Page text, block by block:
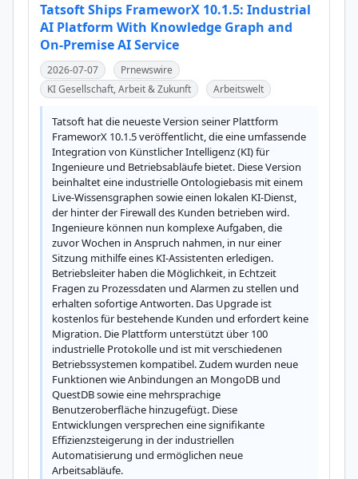
Tatsoft Ships FrameworX 10.1.5: Industrial
AI Platform With Knowledge Graph and
On-Premise AI Service
2026-07-07
Prnewswire
KI Gesellschaft, Arbeit & Zukunft
Arbeitswelt
Tatsoft hat die neueste Version seiner Plattform
FrameworX 10.1.5 veröffentlicht, die eine umfassende
Integration von Künstlicher Intelligenz (KI) für
Ingenieure und Betriebsabläufe bietet. Diese Version
beinhaltet eine industrielle Ontologiebasis mit einem
Live-Wissensgraphen sowie einen lokalen KI-Dienst,
der hinter der Firewall des Kunden betrieben wird.
Ingenieure können nun komplexe Aufgaben, die
zuvor Wochen in Anspruch nahmen, in nur einer
Sitzung mithilfe eines KI-Assistenten erledigen.
Betriebsleiter haben die Möglichkeit, in Echtzeit
Fragen zu Prozessdaten und Alarmen zu stellen und
erhalten sofortige Antworten. Das Upgrade ist
kostenlos für bestehende Kunden und erfordert keine
Migration. Die Plattform unterstützt über 100
industrielle Protokolle und ist mit verschiedenen
Betriebssystemen kompatibel. Zudem wurden neue
Funktionen wie Anbindungen an MongoDB und
QuestDB sowie eine mehrsprachige
Benutzeroberfläche hinzugefügt. Diese
Entwicklungen versprechen eine signifikante
Effizienzsteigerung in der industriellen
Automatisierung und ermöglichen neue
Arbeitsabläufe.